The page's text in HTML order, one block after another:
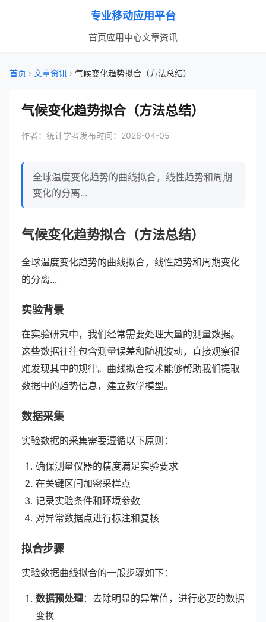
专业移动应用平台
首页应用中心文章资讯
首页 › 文章资讯 › 气候变化趋势拟合（方法总结）
气候变化趋势拟合（方法总结）
作者：统计学者发布时间：2026-04-05
全球温度变化趋势的曲线拟合，线性趋势和周期
变化的分离...
气候变化趋势拟合（方法总结）
全球温度变化趋势的曲线拟合，线性趋势和周期变化
的分离...
实验背景
在实验研究中，我们经常需要处理大量的测量数据。
这些数据往往包含测量误差和随机波动，直接观察很
难发现其中的规律。曲线拟合技术能够帮助我们提取
数据中的趋势信息，建立数学模型。
数据采集
实验数据的采集需要遵循以下原则：
确保测量仪器的精度满足实验要求
在关键区间加密采样点
记录实验条件和环境参数
对异常数据点进行标注和复核
拟合步骤
实验数据曲线拟合的一般步骤如下：
数据预处理：去除明显的异常值，进行必要的数据
变换